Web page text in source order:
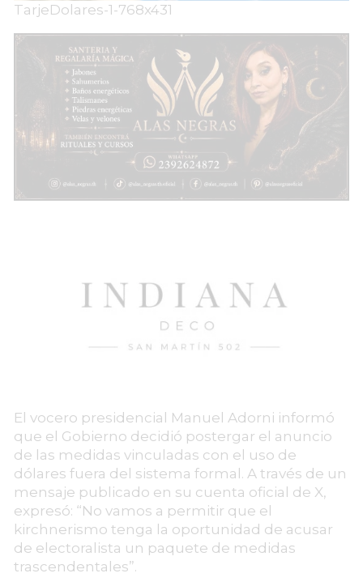
TarjeDolares-1-768x431
El vocero presidencial Manuel Adorni informó
que el Gobierno decidió postergar el anuncio
de las medidas vinculadas con el uso de
dólares fuera del sistema formal. A través de un
mensaje publicado en su cuenta oficial de X,
expresó: “No vamos a permitir que el
kirchnerismo tenga la oportunidad de acusar
de electoralista un paquete de medidas
trascendentales”.